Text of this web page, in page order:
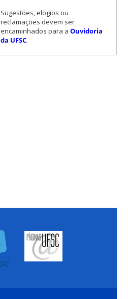
Sugestões, elogios ou
reclamações devem ser
encaminhados para a Ouvidoria
da UFSC.